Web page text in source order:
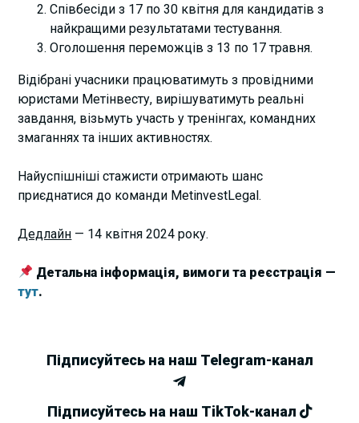
Співбесіди з 17 по 30 квітня для кандидатів з
найкращими результатами тестування.
Оголошення переможців з 13 по 17 травня.
Відібрані учасники працюватимуть з провідними
юристами Метінвесту, вирішуватимуть реальні
завдання, візьмуть участь у тренінгах, командних
змаганнях та інших активностях.
Найуспішніші стажисти отримають шанс
приєднатися до команди MetinvestLegal.
Дедлайн — 14 квітня 2024 року.
Детальна інформація, вимоги та реєстрація —
тут.
Підписуйтесь на наш Telegram-канал
Підписуйтесь на наш TikTok-канал